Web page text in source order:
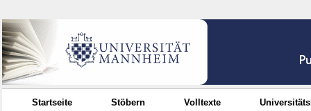
Startseite Stöbern Volltexte